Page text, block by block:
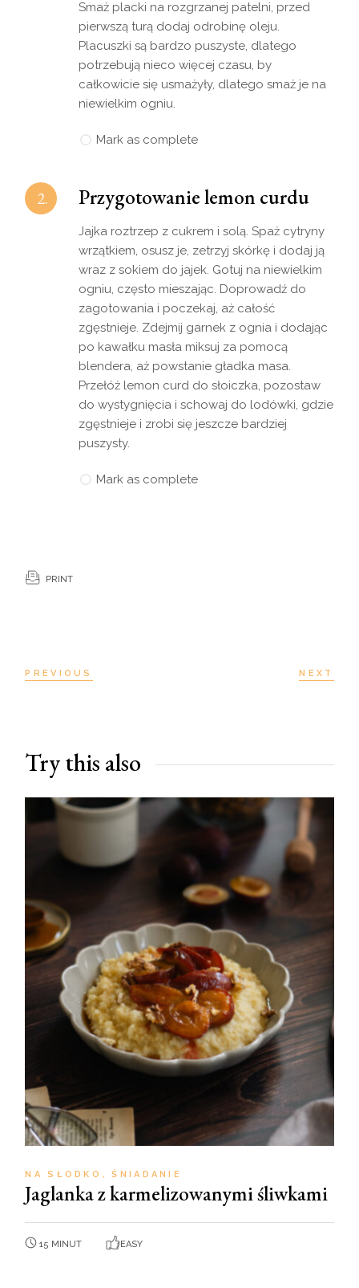
Smaż placki na rozgrzanej patelni, przed
pierwszą turą dodaj odrobinę oleju.
Placuszki są bardzo puszyste, dlatego
potrzebują nieco więcej czasu, by
całkowicie się usmażyły, dlatego smaż je na
niewielkim ogniu.
Mark as complete
2. Przygotowanie lemon curdu
Jajka roztrzep z cukrem i solą. Spaż cytryny
wrzątkiem, osusz je, zetrzyj skórkę i dodaj ją
wraz z sokiem do jajek. Gotuj na niewielkim
ogniu, często mieszając. Doprowadź do
zagotowania i poczekaj, aż całość
zgęstnieje. Zdejmij garnek z ognia i dodając
po kawałku masła miksuj za pomocą
blendera, aż powstanie gładka masa.
Przełóż lemon curd do słoiczka, pozostaw
do wystygnięcia i schowaj do lodówki, gdzie
zgęstnieje i zrobi się jeszcze bardziej
puszysty.
Mark as complete
PRINT
PREVIOUS NEXT
Try this also
NA SŁODKO ŚNIADANIE
Jaglanka z karmelizowanymi śliwkami
15 MINUT EASY